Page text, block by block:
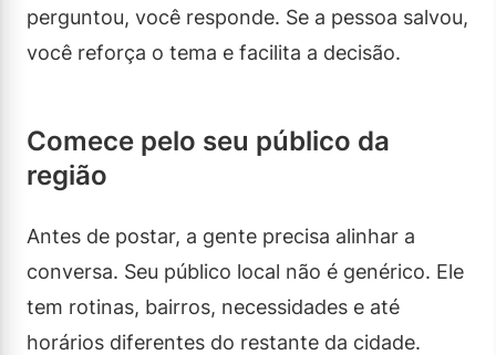
perguntou, você responde. Se a pessoa salvou,
você reforça o tema e facilita a decisão.
Comece pelo seu público da
região
Antes de postar, a gente precisa alinhar a
conversa. Seu público local não é genérico. Ele
tem rotinas, bairros, necessidades e até
horários diferentes do restante da cidade.